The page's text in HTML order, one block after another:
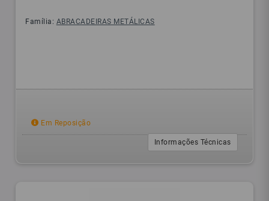
Família: ABRACADEIRAS METÁLICAS
Em Reposição
Informações Técnicas